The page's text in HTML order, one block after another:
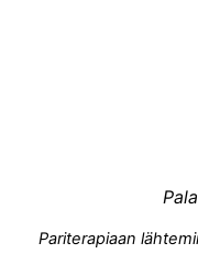
Pariterapiaan